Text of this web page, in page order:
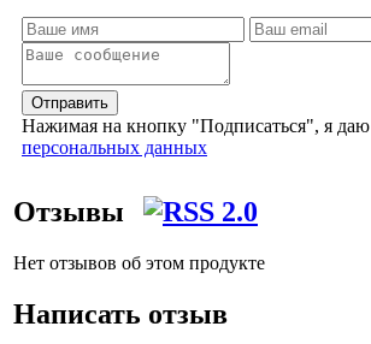
Отправить
Нажимая на кнопку "Подписаться", я даю
персональных данных
Отзывы
Нет отзывов об этом продукте
Написать отзыв